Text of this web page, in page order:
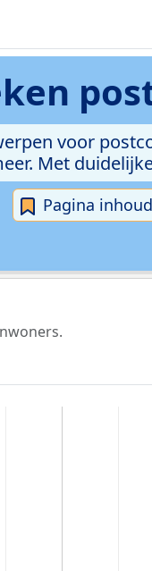
voor
Met
Pagina